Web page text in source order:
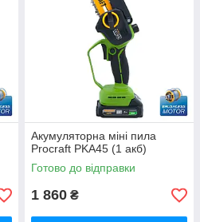
Акумуляторна міні пила
Procraft PKA45 (1 акб)
Готово до відправки
1 860 ₴